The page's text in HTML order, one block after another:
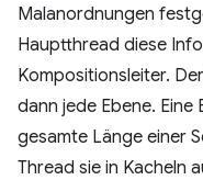
Malanordnungen
Hauptthread diese
Kompositionsleiter.
dann jede Ebene. Eine
gesamte Länge einer
Thread sie in Kacheln